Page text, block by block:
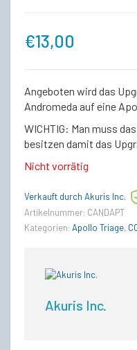
€13,00
Angeboten wird das
Andromeda auf eine
WICHTIG: Man muss
besitzen damit das
Nicht vorrätig
Verkauft durch Akuris Inc.
Artikelnummer: CANDAPT
Kategorien: Apollo Triage,
Akuris Inc.